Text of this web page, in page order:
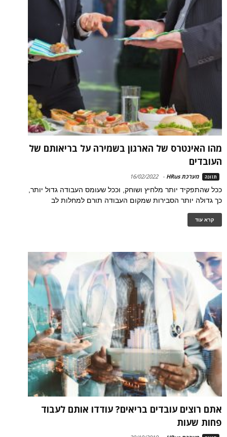
מהו האינטרס של הארגון בשמירה על בריאותם של
העובדים
תזונה מערכת HRus -
16/02/2022
ככל שהתפקיד יותר מלחיץ ושוחק, וככל שעומס העבודה גדול יותר,
כך גדולה יותר הסבירות שמקום העבודה תורם למחלות לב
קרא עוד
אתם רוצים עובדים בריאים? עודדו אותם לעבוד
פחות שעות